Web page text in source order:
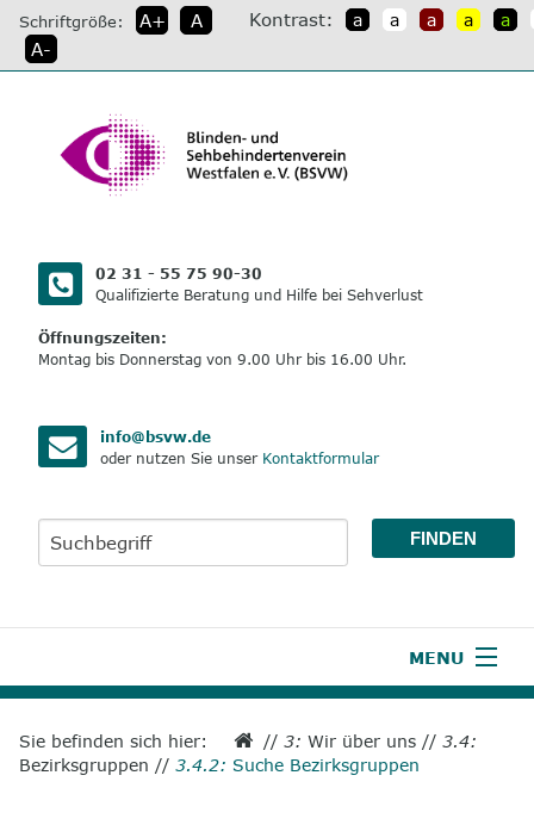
direkt
zum
Inhalt
Schriftgröße: A+
A
A-
Kontrast: a a a a a
02 31 - 55 75 90-30
Qualifizierte Beratung und Hilfe bei Sehverlust
Öffnungszeiten:
Montag bis Donnerstag von 9.00 Uhr bis 16.00 Uhr.
info@bsvw.de
oder nutzen Sie unser Kontaktformular
MENU
2
Aktuelles
Sie befinden sich hier: //3:Wir über uns //3.4:
Bezirksgruppen //3.4.2: Suche Bezirksgruppen